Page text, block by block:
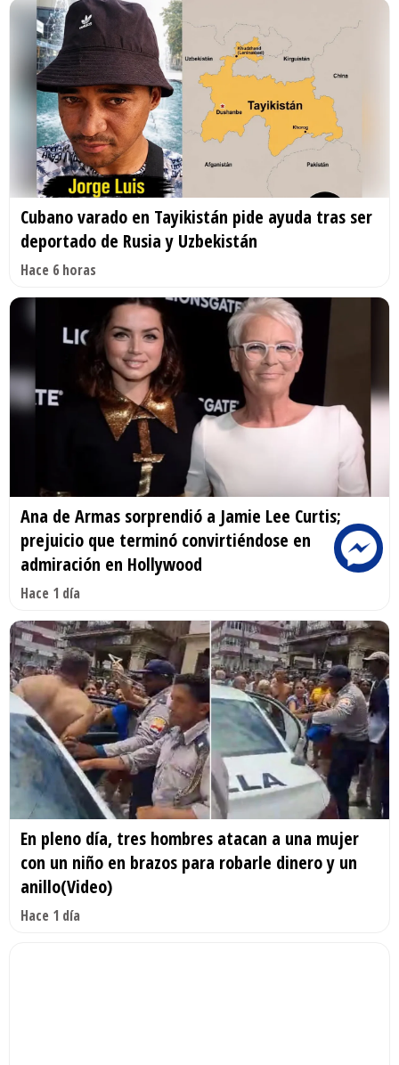
Cubano varado en Tayikistán pide ayuda tras ser
deportado de Rusia y Uzbekistán
Hace 6 horas
Ana de Armas sorprendió a Jamie Lee Curtis;
prejuicio que terminó convirtiéndose en
admiración en Hollywood
Hace 1 día
En pleno día, tres hombres atacan a una mujer
con un niño en brazos para robarle dinero y un
anillo(Video)
Hace 1 día